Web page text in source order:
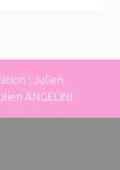
: Julien
ANGELINI